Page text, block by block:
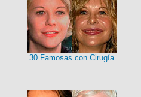
30 Famosas con Cirugía